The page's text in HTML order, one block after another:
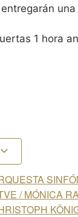
1 hora
/ MÓNICA